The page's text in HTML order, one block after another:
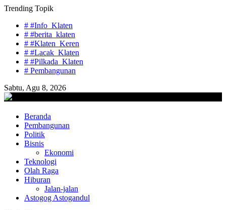
Skip
content
Trending Topik
# #Info_Klaten
# #berita_klaten
# #Klaten_Keren
# #Lacak_Klaten
# #Pilkada_Klaten
# Pembangunan
Sabtu, Agu 8, 2026
lacaknews.com
Lacak Gaya Baru
Beranda
Pembangunan
Politik
Bisnis
Ekonomi
Teknologi
Olah Raga
Hiburan
Jalan-jalan
Astogog Astogandul